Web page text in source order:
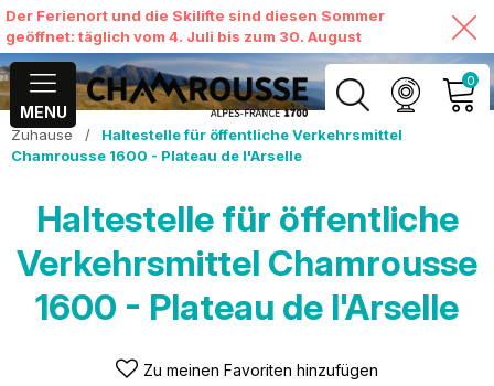
Der Ferienort und die Skilifte sind diesen Sommer
geöffnet: täglich vom 4. Juli bis zum 30. August
MENU
0
MEIN KONTO
ANSEHEN
Zuhause /
Haltestelle für öffentliche Verkehrsmittel
Chamrousse 1600 - Plateau de l'Arselle
Haltestelle für öffentliche
Verkehrsmittel Chamrousse
1600 - Plateau de l'Arselle
Zu meinen Favoriten hinzufügen